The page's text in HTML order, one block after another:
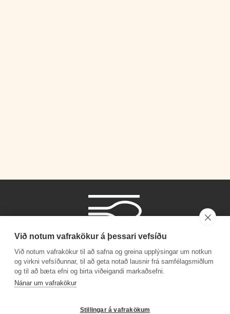
Við notum vafrakökur á þessari vefsíðu
Við notum vafrakökur til að safna og greina upplýsingar um notkun
og virkni vefsíðunnar, til að geta notað lausnir frá samfélagsmiðlum
og til að bæta efni og birta viðeigandi markaðsefni.
Nánar um vafrakökur
Stillingar á vafrakökum
Símanúmer